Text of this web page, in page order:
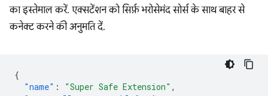
का इस्तेमाल करें. एक्सटेंशन को सिर्फ़ भरोसेमंद सोर्स के साथ बाहर से
कनेक्ट करने की अनुमति दें.
{
"name" : "Super Safe Extension" ,